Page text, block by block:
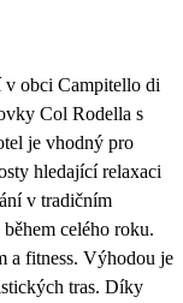
obci Campitello di
Col Rodella s
je vhodný pro
hledající relaxaci
v tradičním
celého roku.
a fitness. Výhodou je
tras. Díky